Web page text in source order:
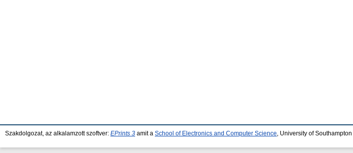
Szakdolgozat, az alkalamzott szoftver: EPrints 3 amit a School of Electronics and Computer Science , University of